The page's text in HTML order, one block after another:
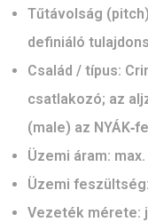
Tűtávolság
definiáló
Család / típus:
csatlakozó; az
(male) az
Üzemi áram:
Üzemi
Vezeték mérete: